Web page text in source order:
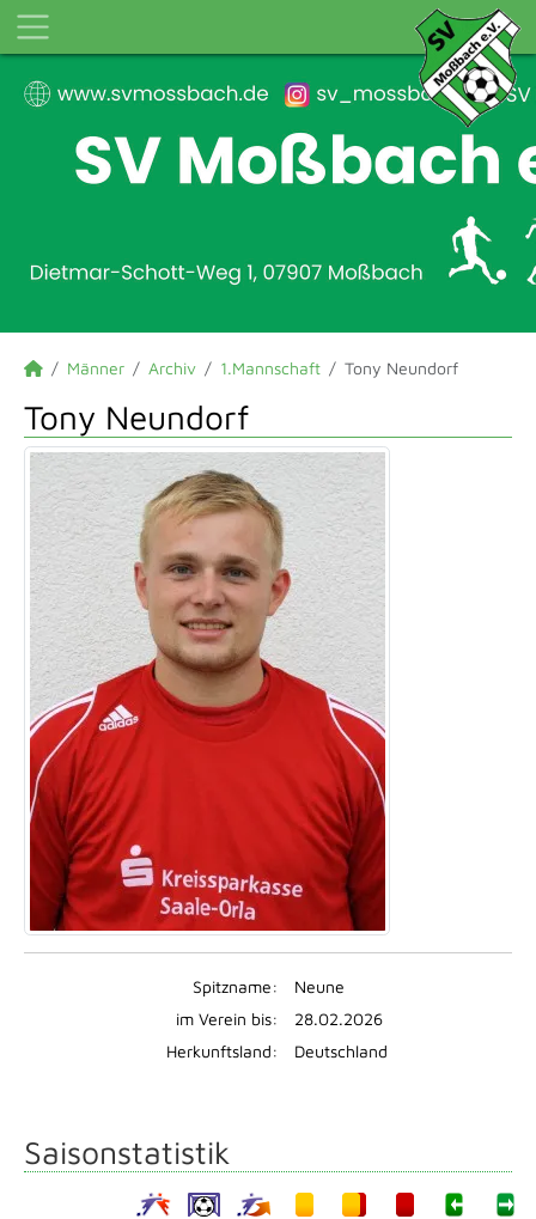
Männer Archiv 1.Mannschaft Tony Neundorf
Tony Neundorf
Spitzname:
Neune
im Verein bis:
28.02.2026
Herkunftsland:
Deutschland
Saisonstatistik